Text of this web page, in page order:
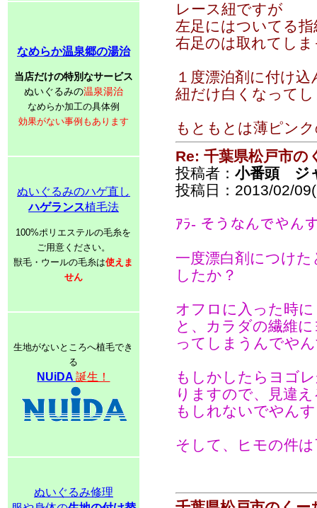
なめらか温泉郷の湯治
当店だけの特別なサービス
ぬいぐるみの温泉湯治
なめらか加工の具体例
効果がない事例もあります
ぬいぐるみのハゲ直し
ハゲランス植毛法
100%ポリエステルの毛糸を
ご用意ください。
獣毛・ウールの毛糸は使えま
せん
生地がないところへ植毛でき
る
NUiDA誕生！
ぬいぐるみ修理
レース紐ですが
左足にはついてる
右足のは取れてし
１度漂泊剤に付け
紐だけ白くなって
もともとは薄ピン
Re: 千葉県松戸市の
投稿者： 小番頭 ジ
投稿日：2013/02/
ｱﾗ- そうなんでやん
一度漂白剤につけ
したか？
オフロに入った時
と、カラダの繊維
ってしまうんでや
もしかしたらヨゴ
りますので、見違
もしれないでやん
そして、ヒモの件